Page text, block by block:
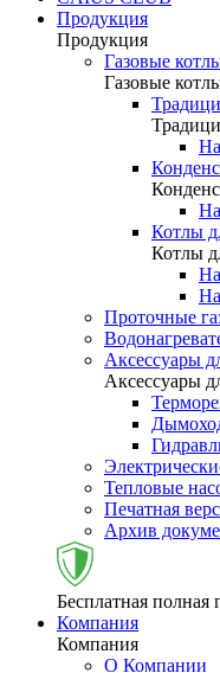
Продукция
Продукция
Газовые
Газовые
Котлы
Котлы
Проточные
Аксессуары
Аксессуары
Тепловые
Печатная
Архив
Бесплатная полная
Компания
Компания
О Компании